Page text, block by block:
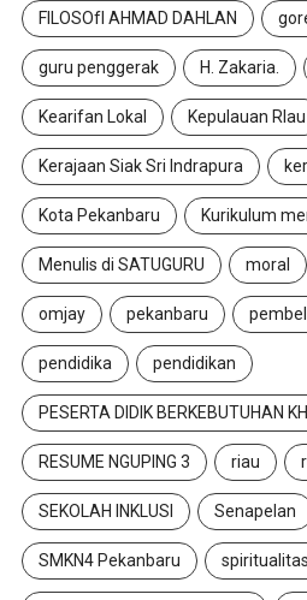
FILOSOfI AHMAD DAHLAN
guru penggerak H. Zakaria.
Kearifan Lokal Kepulauan RIau
Kerajaan Siak Sri Indrapura
Kota Pekanbaru Kurikulum
Menulis di SATUGURU moral
omjay pekanbaru
pendidika pendidikan
PESERTA DIDIK BERKEBUTUHAN
RESUME NGUPING 3 riau
SEKOLAH INKLUSI Senapelan
SMKN4 Pekanbaru spiritualitas